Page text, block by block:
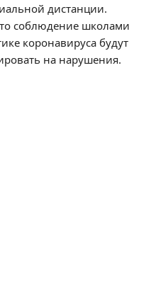
дистанции.
соблюдение школами
коронавируса будут
на нарушения.